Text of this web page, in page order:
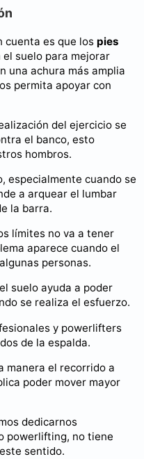
cuenta es que los pies
suelo para mejorar
una achura más amplia
permita apoyar con
del ejercicio se
el banco, esto
hombros.
especialmente cuando se
a arquear el lumbar
la barra.
límites no va a tener
aparece cuando el
personas.
suelo ayuda a poder
se realiza el esfuerzo.
y powerlifters
de la espalda.
manera el recorrido a
poder mover mayor
dedicarnos
powerlifting, no tiene
sentido.